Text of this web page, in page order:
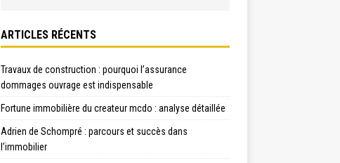
ARTICLES RÉCENTS
Travaux de construction : pourquoi l’assurance
dommages ouvrage est indispensable
Fortune immobilière du createur mcdo : analyse détaillée
Adrien de Schompré : parcours et succès dans
l’immobilier